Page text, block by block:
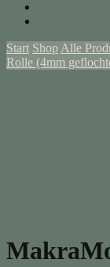
Start Shop Alle
Rolle (4mm